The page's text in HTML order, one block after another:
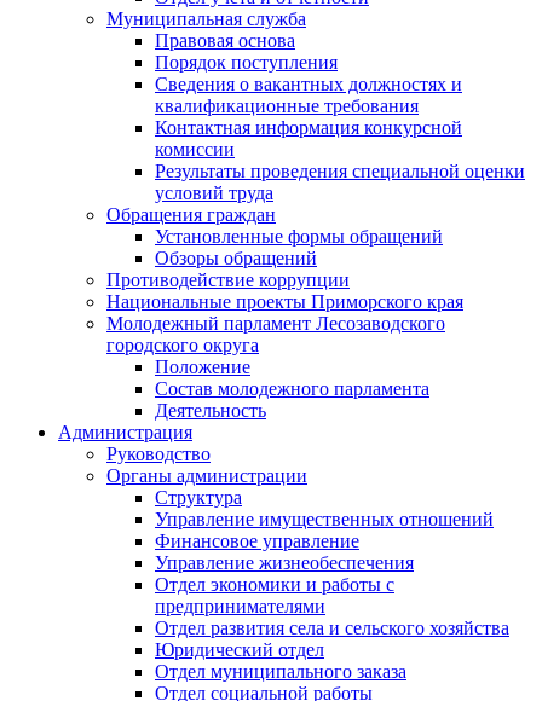
Муниципальная служба
Правовая основа
Порядок поступления
Сведения о вакантных должностях и
квалификационные требования
Контактная информация конкурсной
комиссии
Результаты проведения специальной оценки
условий труда
Обращения граждан
Установленные формы обращений
Обзоры обращений
Противодействие коррупции
Национальные проекты Приморского края
Молодежный парламент Лесозаводского
городского округа
Положение
Состав молодежного парламента
Деятельность
Администрация
Руководство
Органы администрации
Структура
Управление имущественных отношений
Финансовое управление
Управление жизнеобеспечения
Отдел экономики и работы с
предпринимателями
Отдел развития села и сельского хозяйства
Юридический отдел
Отдел муниципального заказа
Отдел социальной работы